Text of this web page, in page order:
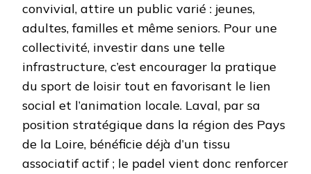
convivial, attire un public varié : jeunes,
adultes, familles et même seniors. Pour une
collectivité, investir dans une telle
infrastructure, c’est encourager la pratique
du sport de loisir tout en favorisant le lien
social et l’animation locale. Laval, par sa
position stratégique dans la région des Pays
de la Loire, bénéficie déjà d’un tissu
associatif actif ; le padel vient donc renforcer